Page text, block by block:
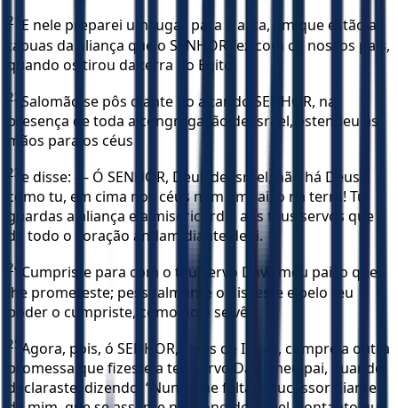
21
E nele preparei um lugar para a arca, em que estão as
tábuas da aliança que o SENHOR fez com os nossos pais,
quando os tirou da terra do Egito.
22 Salomão se pôs diante do altar do SENHOR, na
presença de toda a congregação de Israel, estendeu as
mãos para os céus
23 e disse: — Ó SENHOR, Deus de Israel, não há Deus
como tu, em cima nos céus nem embaixo na terra! Tu
guardas a aliança e a misericórdia aos teus servos que
de todo o coração andam diante de ti.
24 Cumpriste para com o teu servo Davi, meu pai, o que
lhe prometeste; pessoalmente o disseste e pelo teu
poder o cumpriste, como hoje se vê.
25 Agora, pois, ó SENHOR, Deus de Israel, cumpre a outra
promessa que fizeste a teu servo Davi, meu pai, quando
declaraste, dizendo: “Nunca lhe faltará sucessor diante